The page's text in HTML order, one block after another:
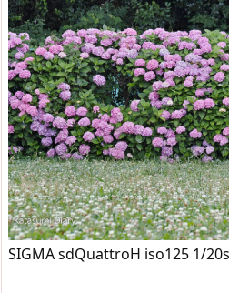
SIGMA sdQuattroH iso125 1/